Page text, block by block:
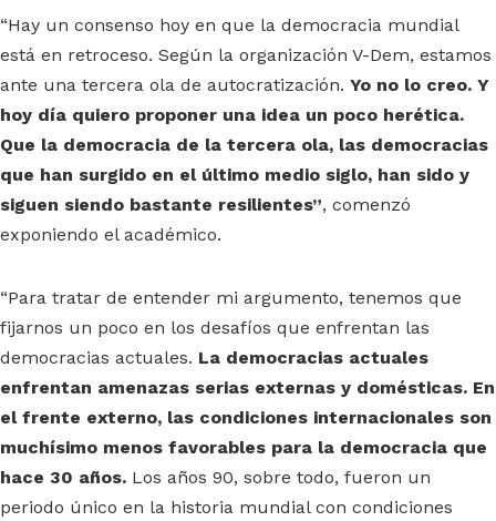
“Hay un consenso hoy en que la democracia mundial
está en retroceso. Según la organización V-Dem, estamos
ante una tercera ola de autocratización. Yo no lo creo. Y
hoy día quiero proponer una idea un poco herética.
Que la democracia de la tercera ola, las democracias
que han surgido en el último medio siglo, han sido y
siguen siendo bastante resilientes”, comenzó
exponiendo el académico.
“Para tratar de entender mi argumento, tenemos que
fijarnos un poco en los desafíos que enfrentan las
democracias actuales. La democracias actuales
enfrentan amenazas serias externas y domésticas. En
el frente externo, las condiciones internacionales son
muchísimo menos favorables para la democracia que
hace 30 años. Los años 90, sobre todo, fueron un
periodo único en la historia mundial con condiciones